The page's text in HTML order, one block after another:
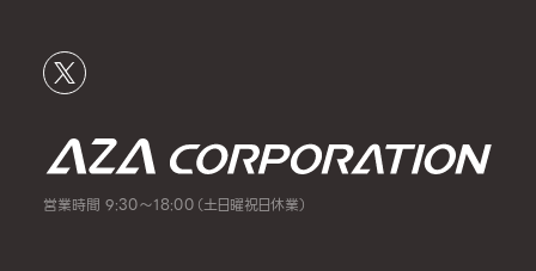
営業時間 9:30～18:00（土日曜祝日休業）